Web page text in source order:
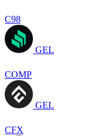
C98
GEL
COMP
GEL
CFX